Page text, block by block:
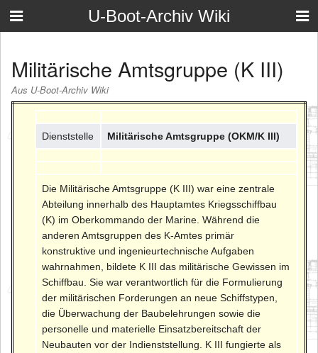
U-Boot-Archiv Wiki
Militärische Amtsgruppe (K III)
Aus U-Boot-Archiv Wiki
Dienststelle Militärische Amtsgruppe (OKM/K III)
Die Militärische Amtsgruppe (K III) war eine zentrale
Abteilung innerhalb des Hauptamtes Kriegsschiffbau
(K) im Oberkommando der Marine. Während die
anderen Amtsgruppen des K-Amtes primär
konstruktive und ingenieurtechnische Aufgaben
wahrnahmen, bildete K III das militärische Gewissen im
Schiffbau. Sie war verantwortlich für die Formulierung
der militärischen Forderungen an neue Schiffstypen,
die Überwachung der Baubelehrungen sowie die
personelle und materielle Einsatzbereitschaft der
Neubauten vor der Indienststellung. K III fungierte als